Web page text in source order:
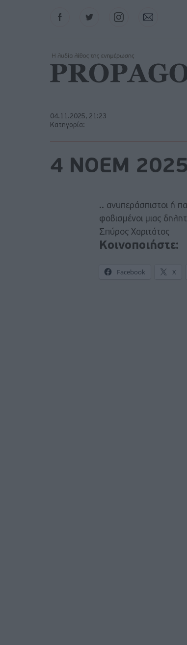
FacebookTwitter InstagramContact
04.11.2025, 21:23
Κατηγορία:
4 ΝΟΕΜ 2025
.. ανυπεράσπιστοι ή
φοβισμένοι μιας
Σπύρος Χαριτάτος
Κοινοποιήστε:
Facebook X